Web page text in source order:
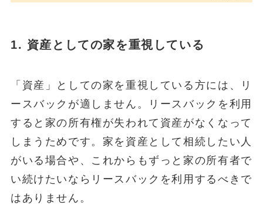
1. 資産としての家を重視している
「資産」としての家を重視している方には、リ
ースバックが適しません。リースバックを利用
すると家の所有権が失われて資産がなくなって
しまうためです。家を資産として相続したい人
がいる場合や、これからもずっと家の所有者で
い続けたいならリースバックを利用するべきで
はありません。